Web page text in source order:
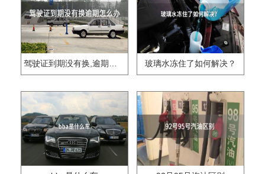
驾驶证到期没有换,逾期怎么办?? 玻璃水冻住了如何解决？